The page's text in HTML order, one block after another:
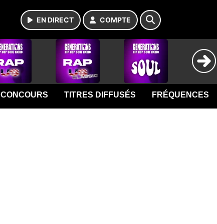
EN DIRECT COMPTE
CONCOURS TITRES DIFFUSÉS FRÉQUENCES